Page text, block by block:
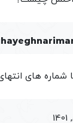
شماره های